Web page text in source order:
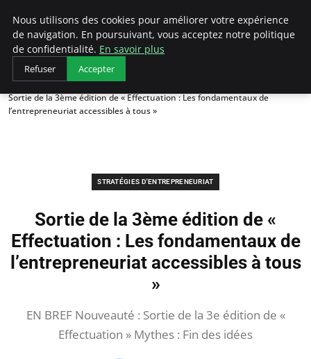
LECFCM
Accueil
Stratégies d'entrepreneuriat
Sortie de la 3ème édition de « Effectuation : Les fondamentaux de
l’entrepreneuriat accessibles à tous »
STRATÉGIES D'ENTREPRENEURIAT
Sortie de la 3ème édition de «
Effectuation : Les fondamentaux de
l’entrepreneuriat accessibles à tous
»
EN BREF Nouveauté : Sortie de la 3e édition de «
Effectuation » Mythes : Fin des idées
Nous utilisons des cookies pour améliorer votre expérience
de navigation. En poursuivant, vous acceptez notre politique
de confidentialité. En savoir plus
Refuser Accepter